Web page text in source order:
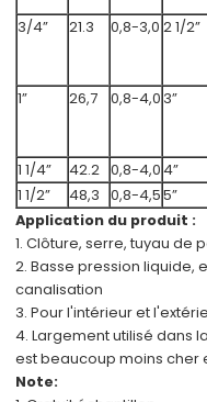
3/4” 21.3 0,8-3,0 2 1/2”
1” 26,7 0,8-4,0 3”
1 1/4” 42.2 0,8-4,04”
1 1/2”
48,3 0,8-4,55”
Application du produit :
1. Clôture, serre, tuyau de
2. Basse pression liquide,
canalisation
3. Pour l'intérieur et
4. Largement utilisé dans
estbeaucoup moins cher
Note: